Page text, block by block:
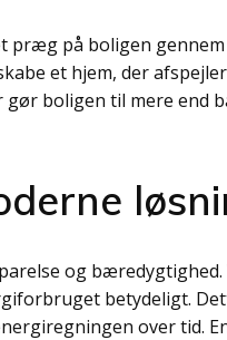
på boligen gennem
et hjem, der
boligen til mere end
og bæredygtighed.
betydeligt.
over tid.